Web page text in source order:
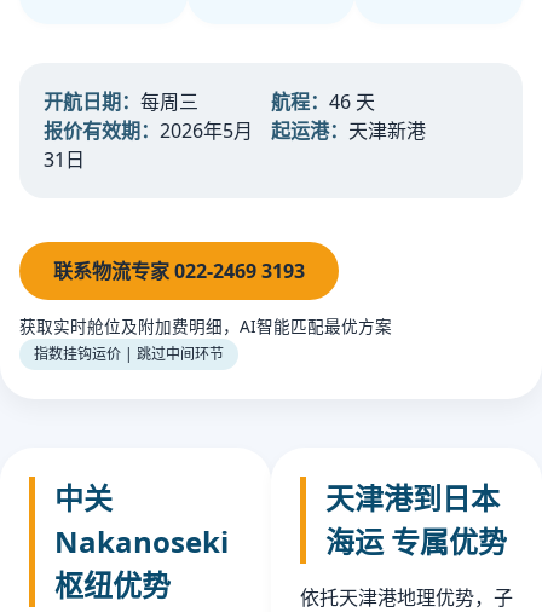
开航日期： 每周三 航程： 46 天
报价有效期： 2026年5月
31日
起运港： 天津新港
联系物流专家 022-2469 3193
获取实时舱位及附加费明细，AI智能匹配最优方案
指数挂钩运价 | 跳过中间环节
中关
Nakanoseki
枢纽优势
天津港到日本
海运 专属优势
依托天津港地理优势，子